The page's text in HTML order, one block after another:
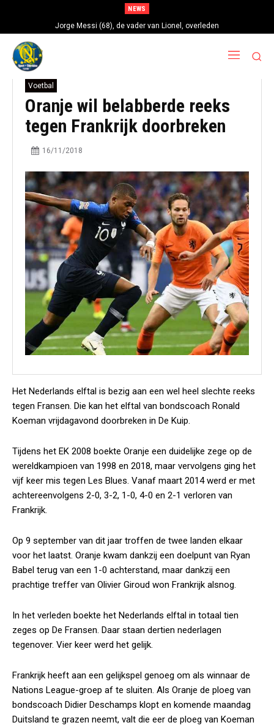
NEWS
Jorge Messi (68), de vader van Lionel, overleden
Voetbal
Oranje wil belabberde reeks
tegen Frankrijk doorbreken
16/11/2018
Het Nederlands elftal is bezig aan een wel heel slechte reeks
tegen Fransen. Die kan het elftal van bondscoach Ronald
Koeman vrijdagavond doorbreken in De Kuip.
Tijdens het EK 2008 boekte Oranje een duidelijke zege op de
wereldkampioen van 1998 en 2018, maar vervolgens ging het
vijf keer mis tegen Les Blues. Vanaf maart 2014 werd er met
achtereenvolgens 2-0, 3-2, 1-0, 4-0 en 2-1 verloren van
Frankrijk.
Op 9 september van dit jaar troffen de twee landen elkaar
voor het laatst. Oranje kwam dankzij een doelpunt van Ryan
Babel terug van een 1-0 achterstand, maar dankzij een
prachtige treffer van Olivier Giroud won Frankrijk alsnog.
In het verleden boekte het Nederlands elftal in totaal tien
zeges op De Fransen. Daar staan dertien nederlagen
tegenover. Vier keer werd het gelijk.
Frankrijk heeft aan een gelijkspel genoeg om als winnaar de
Nations League-groep af te sluiten. Als Oranje de ploeg van
bondscoach Didier Deschamps klopt en komende maandag
Duitsland te grazen neemt, valt die eer de ploeg van Koeman